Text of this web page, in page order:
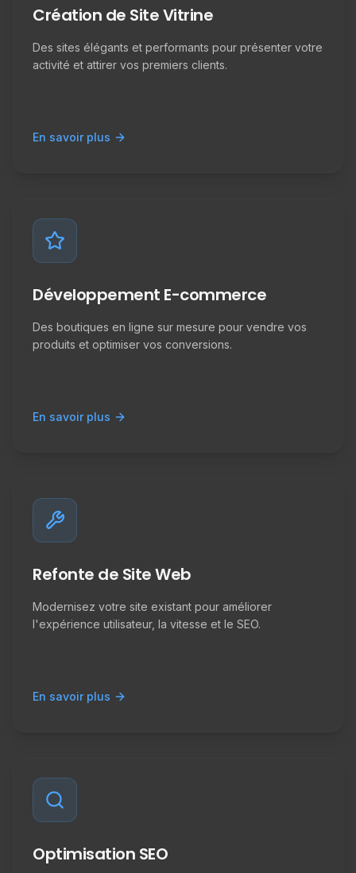
Création de Site Vitrine
Des sites élégants et performants pour présenter votre
activité et attirer vos premiers clients.
En savoir plus
Développement E-commerce
Des boutiques en ligne sur mesure pour vendre vos
produits et optimiser vos conversions.
En savoir plus
Refonte de Site Web
Modernisez votre site existant pour améliorer
l'expérience utilisateur, la vitesse et le SEO.
En savoir plus
Optimisation SEO